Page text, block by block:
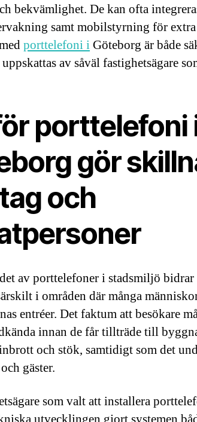
bekvämlighet. De kan ofta
samt mobilstyrning för
porttelefoni iGöteborg är både
av såväl fastighetsägare
porttelefoni
gör
och
av porttelefoner i stadsmiljö
i områden där många
entréer. Det faktum att besökare
innan de får tillträde till
och stök, samtidigt som det
gäster.
som valt att installera